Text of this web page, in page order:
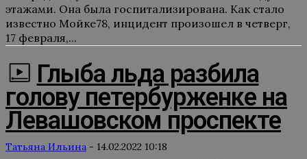
этажами. Она была госпитализирована. Как стало
известно Мойке78, инцидент произошел в четверг,
17 февраля,...
Глыба льда разбила
голову петербурженке на
Левашовском проспекте
Татьяна Ильина - 14.02.2022 10:18